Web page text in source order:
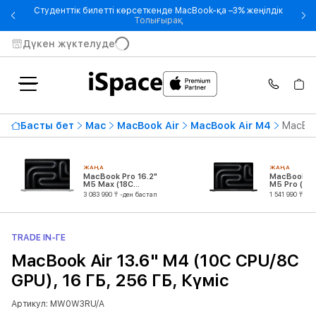
Студенттік билетті көрсеткенде MacBook-қа –3% жеңілдік
Толығырақ- Студенттік билетті
Дүкен жүктелуде
Басты бет Mac MacBook Air MacBook Air M4
ЖАҢА
MacBook Pro 16.2"
M5 Max (18C
CPU/40C GPU)
3 083 990 ₸ -ден бастап
ЖАҢА
MacBook
M5 Pro
CPU/16C
1 541 990 ₸ -
TRADE IN-ГЕ
MacBook Air 13.6" M4 (10C CPU/8C
GPU), 16 ГБ, 256 ГБ, Күміс
Артикул: MW0W3RU/A